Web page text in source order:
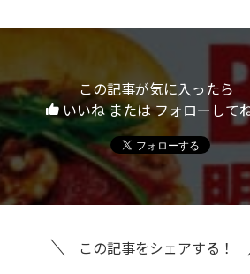
この記事が気に入ったら
いいね または フォローして
この記事をシェアする！